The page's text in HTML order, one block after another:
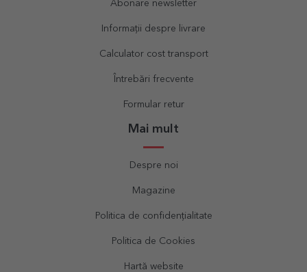
Abonare newsletter
Informații despre livrare
Calculator cost transport
Întrebări frecvente
Formular retur
Mai mult
Despre noi
Magazine
Politica de confidențialitate
Politica de Cookies
Hartă website